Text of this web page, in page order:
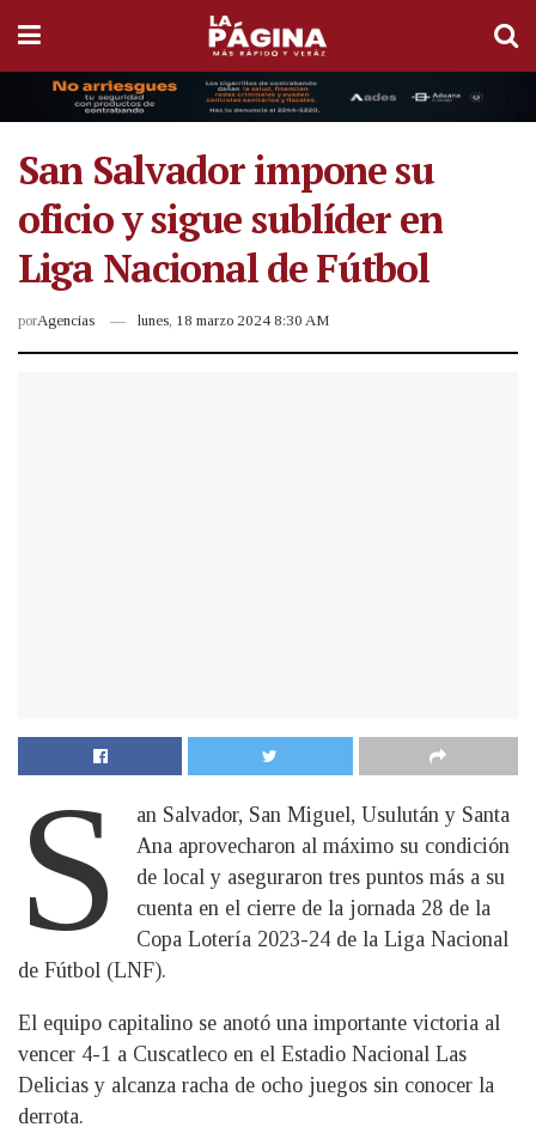
San Salvador impone su
oficio y sigue sublíder en
Liga Nacional de Fútbol
porAgencias lunes, 18 marzo 2024 8:30 AM
S
an Salvador, San Miguel, Usulután y Santa
Ana aprovecharon al máximo su condición
de local y aseguraron tres puntos más a su
cuenta en el cierre de la jornada 28 de la
Copa Lotería 2023-24 de la Liga Nacional
de Fútbol (LNF).
El equipo capitalino se anotó una importante victoria al
vencer 4-1 a Cuscatleco en el Estadio Nacional Las
Delicias y alcanza racha de ocho juegos sin conocer la
derrota.